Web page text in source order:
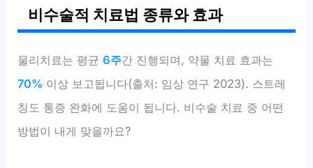
비수술적 치료법 종류와 효과
물리치료는 평균6주간 진행되며, 약물 치료 효과는
70% 이상 보고됩니다(출처: 임상 연구 2023). 스트레
칭도 통증 완화에 도움이 됩니다. 비수술 치료 중 어떤
방법이 내게 맞을까요?